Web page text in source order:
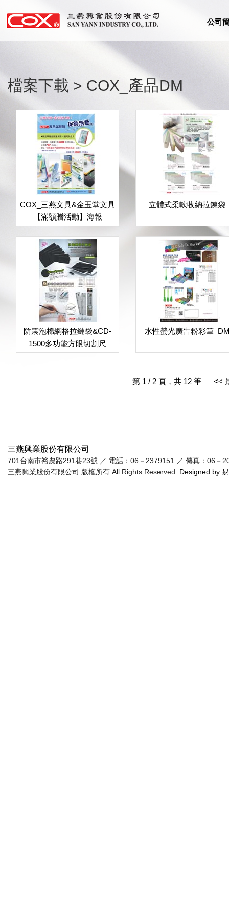
公司
檔案下載 > COX_產品DM
COX_三燕文具&金玉堂文具
【滿額贈活動】海報
立體式柔軟收納拉鍊袋
防震泡棉網格拉鏈袋&CD-
1500多功能方眼切割尺
水性螢光廣告粉彩筆
第 1 / 2 頁，共 12 筆 <<
三燕興業股份有限公司
701台南市裕農路291巷23號 ／ 電話：06－2379151 ／ 傳真：06
三燕興業股份有限公司 版權所有 All Rights Reserved.
Designed by